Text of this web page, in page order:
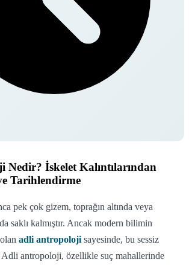
İskelet Kalıntılarından
Tarihlendirme
pek çok gizem, toprağın altında veya
saklı kalmıştır. Ancak modern bilimin
adli antropoloji sayesinde, bu sessiz
Adli antropoloji, özellikle suç mahallerinde